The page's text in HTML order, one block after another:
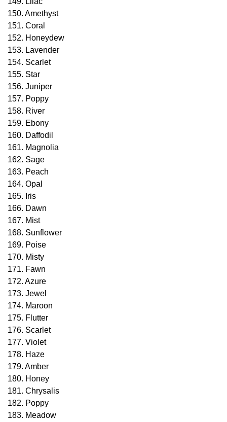
150. Amethyst
151. Coral
152. Honeydew
153. Lavender
154. Scarlet
155. Star
156. Juniper
157. Poppy
158. River
159. Ebony
160. Daffodil
161. Magnolia
162. Sage
163. Peach
164. Opal
165. Iris
166. Dawn
167. Mist
168. Sunflower
169. Poise
170. Misty
171. Fawn
172. Azure
173. Jewel
174. Maroon
175. Flutter
176. Scarlet
177. Violet
178. Haze
179. Amber
180. Honey
181. Chrysalis
182. Poppy
183. Meadow